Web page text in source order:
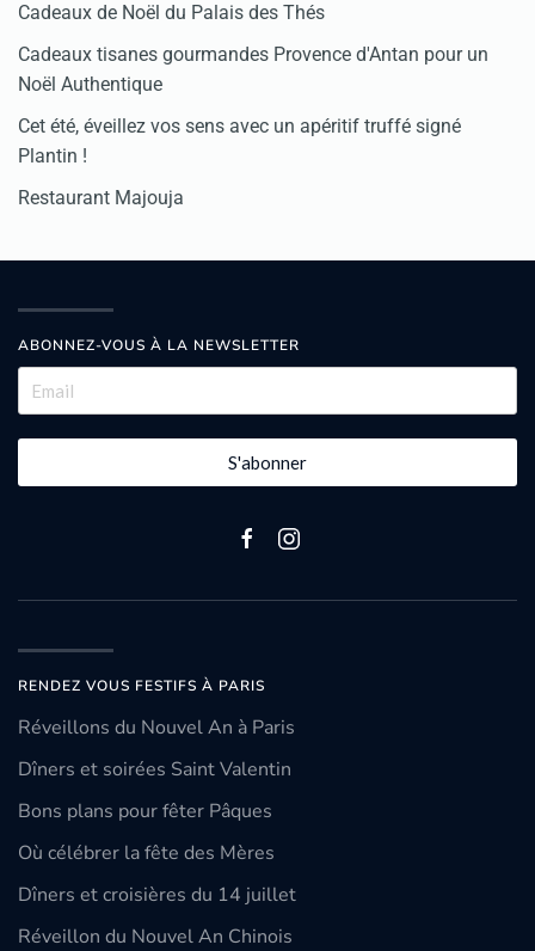
Cadeaux de Noël du Palais des Thés
Cadeaux tisanes gourmandes Provence d'Antan pour un
Noël Authentique
Cet été, éveillez vos sens avec un apéritif truffé signé
Plantin !
Restaurant Majouja
ABONNEZ-VOUS À LA NEWSLETTER
S'abonner
RENDEZ VOUS FESTIFS À PARIS
Réveillons du Nouvel An à Paris
Dîners et soirées Saint Valentin
Bons plans pour fêter Pâques
Où célébrer la fête des Mères
Dîners et croisières du 14 juillet
Réveillon du Nouvel An Chinois